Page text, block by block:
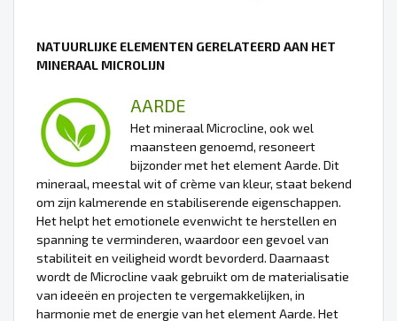
NATUURLIJKE ELEMENTEN GERELATEERD AAN HET
MINERAAL MICROLIJN
AARDE
Het mineraal Microcline, ook wel
maansteen genoemd, resoneert
bijzonder met het element Aarde. Dit
mineraal, meestal wit of crème van kleur, staat bekend
om zijn kalmerende en stabiliserende eigenschappen.
Het helpt het emotionele evenwicht te herstellen en
spanning te verminderen, waardoor een gevoel van
stabiliteit en veiligheid wordt bevorderd. Daarnaast
wordt de Microcline vaak gebruikt om de materialisatie
van ideeën en projecten te vergemakkelijken, in
harmonie met de energie van het element Aarde. Het